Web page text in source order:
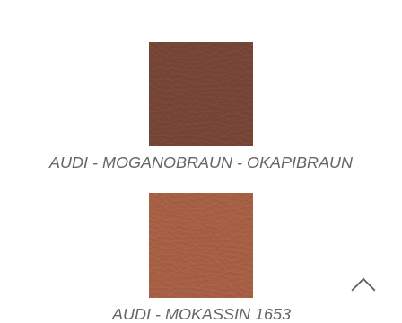
AUDI - MOGANOBRAUN - OKAPIBRAUN
AUDI - MOKASSIN 1653